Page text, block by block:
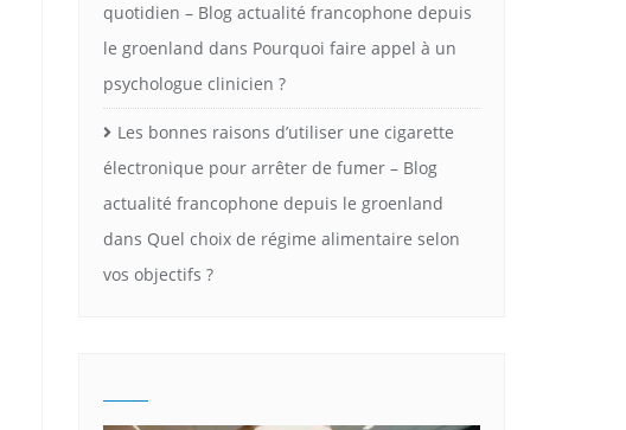
quotidien – Blog actualité francophone depuis
le groenland dans Pourquoi faire appel à un
psychologue clinicien ?
Les bonnes raisons d’utiliser une cigarette
électronique pour arrêter de fumer – Blog
actualité francophone depuis le groenland
dans Quel choix de régime alimentaire selon
vos objectifs ?